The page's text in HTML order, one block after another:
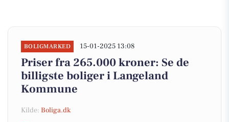
BOLIGMARKED 15-01-2025 13:08
Priser fra 265.000 kroner: Se de
billigste boliger i Langeland
Kommune
Kilde: Boliga.dk